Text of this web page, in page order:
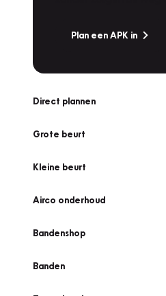
Plan een APK in
Direct plannen
Grote beurt
Kleine beurt
Airco onderhoud
Bandenshop
Banden